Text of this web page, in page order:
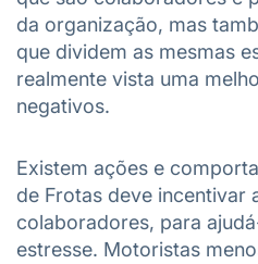
da organização, mas
que dividem as mesmas
realmente vista uma
negativos.
Existem ações e
de Frotas deve incentivar
colaboradores, para
estresse. Motoristas